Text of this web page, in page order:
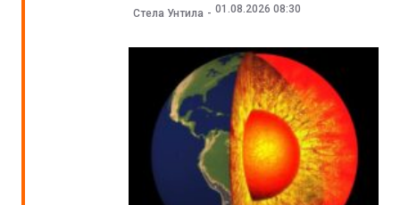
Стела Унтила 01.08.2026 08:30